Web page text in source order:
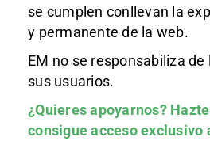
se cumplen conllevan la
y permanente de la web.
EM no se responsabiliza
sus usuarios.
¿Quieres apoyarnos?
consigue acceso exclusivo